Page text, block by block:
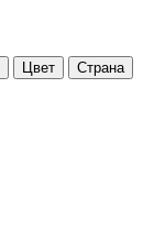
Цвет Страна